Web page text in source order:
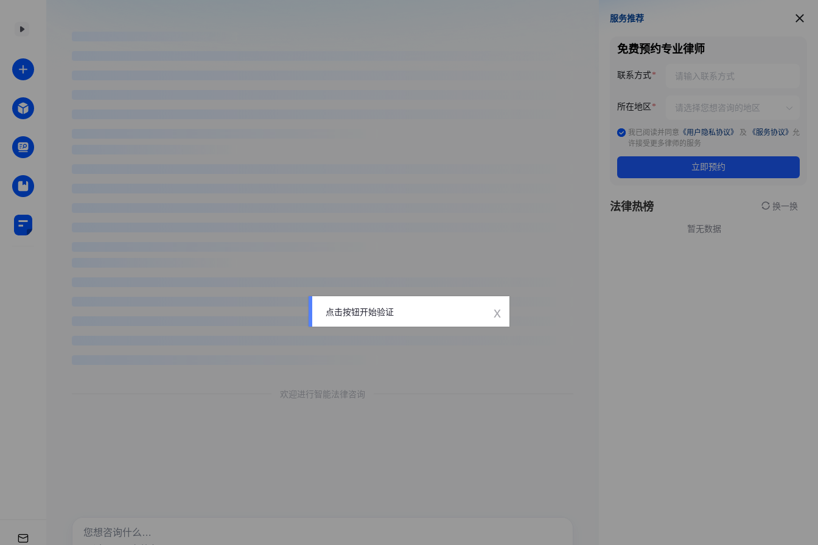
欢迎进行智能法律咨询
服务推荐
服务推荐
免费预约专业律师
联系方式
所在地区
我已阅读并同意 《用户隐私协议》 及 《服务协议》 允
许接受更多律师的服务
立即预约
法律热榜 换一换
暂无数据
点击按钮开始验证 x